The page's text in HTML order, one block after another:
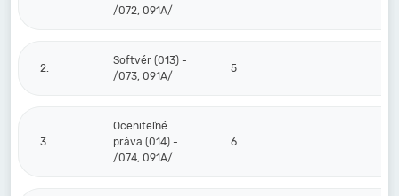
/072, 091A/
2.
Softvér (013) -
/073, 091A/
5
3.
Oceniteľné
práva (014) -
/074, 091A/
6